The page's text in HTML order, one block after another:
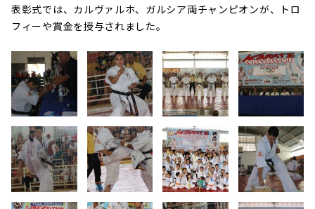
表彰式では、カルヴァルホ、ガルシア両チャンピオンが、トロ
フィーや賞金を授与されました。